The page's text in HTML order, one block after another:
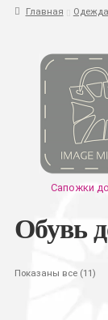
Главная
Сапожки
Обувь
Показаны все (11)